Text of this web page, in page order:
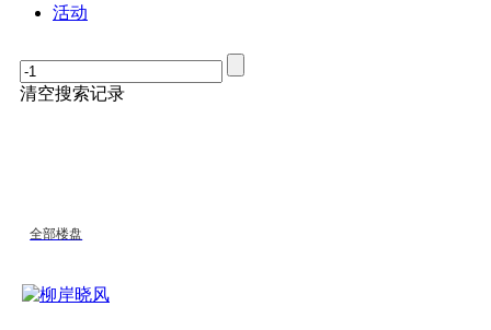
活动
清空搜索记录
全部楼盘